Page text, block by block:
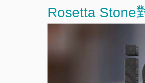
Rosetta Stone